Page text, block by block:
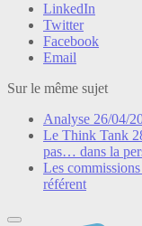
LinkedIn
Twitter
Facebook
Email
Sur le même sujet
Analyse 26/04/
Le Think Tank
pas… dans la
Les commissions
référent